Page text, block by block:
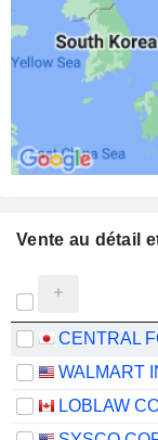
KAGOME CO.,
TOYO SUISAN
Vente au détail
WALMART